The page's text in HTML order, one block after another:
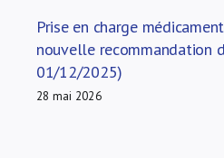
Prise en charge
nouvelle recommandation
01/12/2025)
28 mai 2026